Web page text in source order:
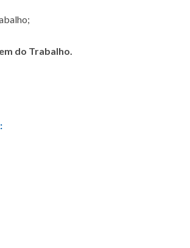
do Trabalho.